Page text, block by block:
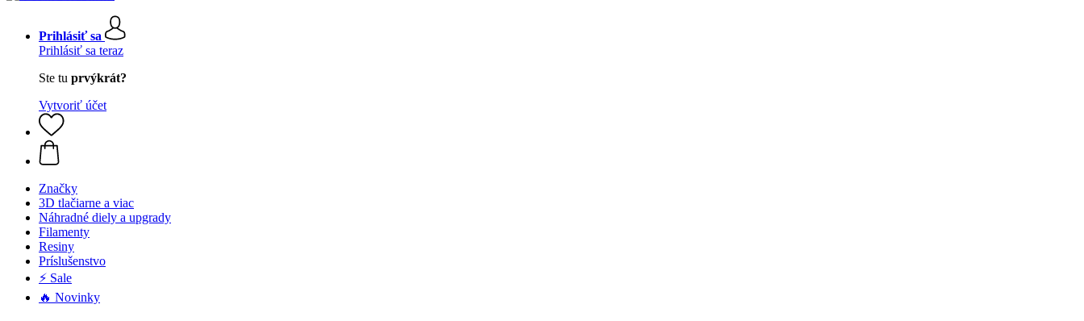
Prihlásiť sa
Prihlásiť sa teraz
Ste tu prvýkrát?
Vytvoriť účet
Značky
3D tlačiarne a viac
Náhradné diely a upgrady
Filamenty
Resiny
Príslušenstvo
⚡ Sale
🔥 Novinky